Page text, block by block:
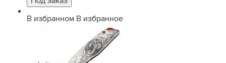
В избранном В избранное